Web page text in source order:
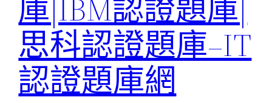
庫|IBM認證題庫|
思科認證題庫–IT
認證題庫網